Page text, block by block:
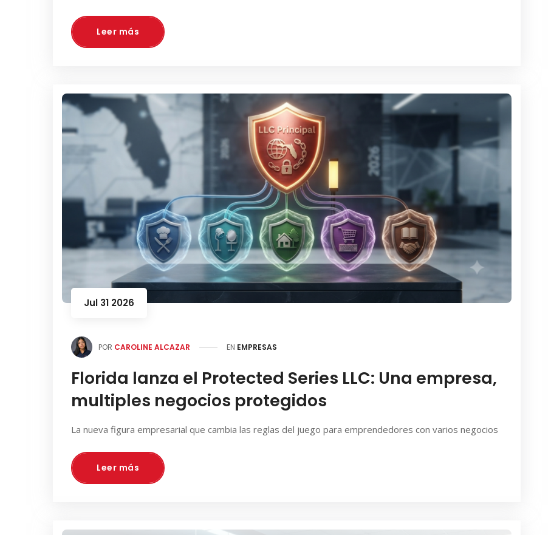
Leer más
Jul 31 2026
POR CAROLINE ALCAZAR EN EMPRESAS
Florida lanza el Protected Series LLC: Una empresa,
multiples negocios protegidos
La nueva figura empresarial que cambia las reglas del juego para emprendedores con varios negocios
Leer más